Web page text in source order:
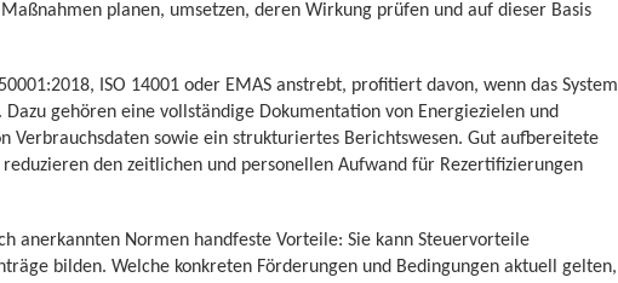
Maßnahmen planen, umsetzen, deren Wirkung prüfen und auf dieser Basis
ISO 14001 oder EMAS anstrebt, profitiert davon, wenn das System
gehören eine vollständige Dokumentation von Energiezielen und
Verbrauchsdaten sowie ein strukturiertes Berichtswesen. Gut aufbereitete
den zeitlichen und personellen Aufwand für Rezertifizierungen
anerkannten Normen handfeste Vorteile: Sie kann Steuervorteile
bilden. Welche konkreten Förderungen und Bedingungen aktuell gelten,